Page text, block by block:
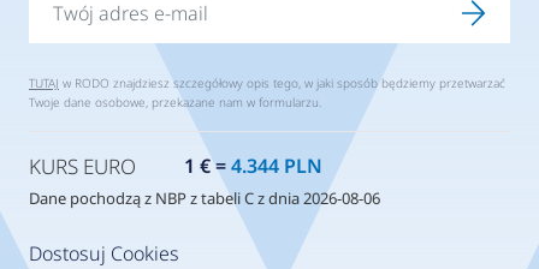
Dostosuj Cookies
TUTAJ w RODO znajdziesz szczegółowy opis tego, w jaki sposób będziemy przetwarzać
Twoje dane osobowe, przekazane nam w formularzu.
KURS EURO 1 € =4.344 PLN
Dane pochodzą z NBP z tabeli C z dnia 2026-08-06